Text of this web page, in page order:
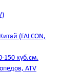
(FALCON,
150 куб.см.
ATV